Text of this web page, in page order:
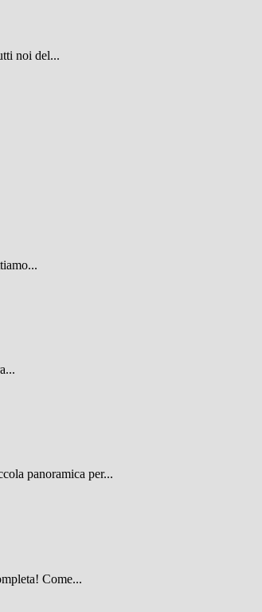
noi del...
panoramica per...
Come...